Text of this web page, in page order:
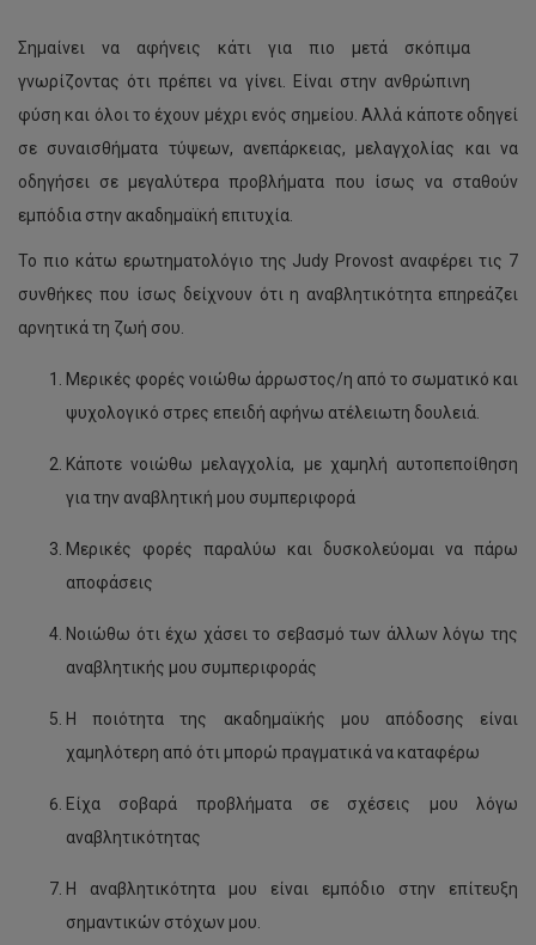
Συνεργάτες και αμοιβές
Χρήση αιθουσών στο Κέντρο Φοιτητικής Ανάπτυξης
Φοιτητές με άγχος και αγωνία
Φοιτητές με ειδικές ανάγκες
Φοιτητές με κατάθλιψη
Σημαίνει να αφήνεις κάτι για πιο μετά σκόπιμα
γνωρίζοντας ότι πρέπει να γίνει. Είναι στην ανθρώπινη
φύση και όλοι το έχουν μέχρι ενός σημείου. Αλλά κάποτε οδηγεί
σε συναισθήματα τύψεων, ανεπάρκειας, μελαγχολίας και να
οδηγήσει σε μεγαλύτερα προβλήματα που ίσως να σταθούν
εμπόδια στην ακαδημαϊκή επιτυχία.
Το πιο κάτω ερωτηματολόγιο της Judy Provost αναφέρει τις 7
συνθήκες που ίσως δείχνουν ότι η αναβλητικότητα επηρεάζει
αρνητικά τη ζωή σου.
Μερικές φορές νοιώθω άρρωστος/η από το σωματικό και
ψυχολογικό στρες επειδή αφήνω ατέλειωτη δουλειά.
Κάποτε νοιώθω μελαγχολία, με χαμηλή αυτοπεποίθηση
για την αναβλητική μου συμπεριφορά
Μερικές φορές παραλύω και δυσκολεύομαι να πάρω
αποφάσεις
Νοιώθω ότι έχω χάσει το σεβασμό των άλλων λόγω της
αναβλητικής μου συμπεριφοράς
Η ποιότητα της ακαδημαϊκής μου απόδοσης είναι
χαμηλότερη από ότι μπορώ πραγματικά να καταφέρω
Είχα σοβαρά προβλήματα σε σχέσεις μου λόγω
αναβλητικότητας
Η αναβλητικότητα μου είναι εμπόδιο στην επίτευξη
σημαντικών στόχων μου.